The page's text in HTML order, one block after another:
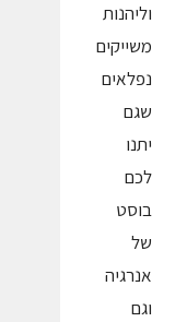
וליהנות
משייקים
נפלאים
שגם
יתנו
לכם
בוסט
של
אנרגיה
וגם